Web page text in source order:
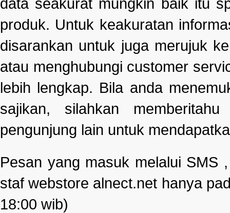
produk. Untuk keakuratan
disarankan untuk juga merujuk
atau menghubungi customer
lebih lengkap. Bila anda
sajikan, silahkan
pengunjung lain untuk
Pesan yang masuk melalui SMS
staf webstore alnect.net hanya
18:00 wib)